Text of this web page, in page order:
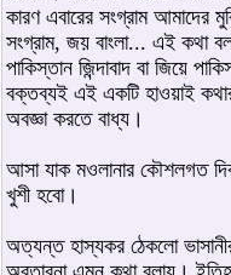
কারণ এবারের সংগ্রাম আমাদের
সংগ্রাম, জয় বাংলা... এই কথা
পাকিস্তান জিন্দাবাদ বা জিয়ে
বক্তব্যই এই একটি হাওয়াই
অবজ্ঞা করতে বাধ্য।
আসা যাক মওলানার কৌশলগত
খুশী হবো।
অত্যন্ত হাস্যকর ঠেকলো